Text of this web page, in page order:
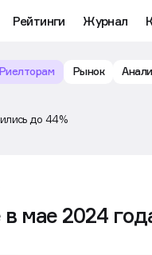
Рейтинги Журнал
Риелторам Рынок
до 44%
мае 2024